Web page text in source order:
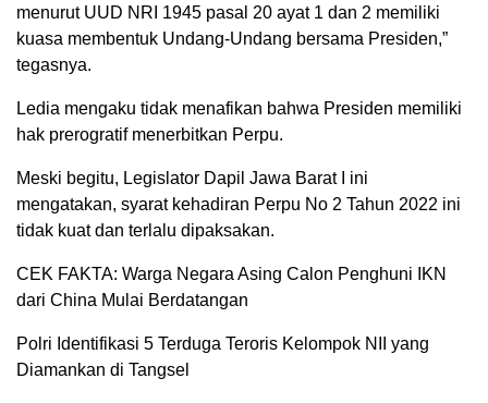
menurut UUD NRI 1945 pasal 20 ayat 1 dan 2 memiliki
kuasa membentuk Undang-Undang bersama Presiden,”
tegasnya.
Ledia mengaku tidak menafikan bahwa Presiden memiliki
hak prerogratif menerbitkan Perpu.
Meski begitu, Legislator Dapil Jawa Barat I ini
mengatakan, syarat kehadiran Perpu No 2 Tahun 2022 ini
tidak kuat dan terlalu dipaksakan.
CEK FAKTA: Warga Negara Asing Calon Penghuni IKN
dari China Mulai Berdatangan
Polri Identifikasi 5 Terduga Teroris Kelompok NII yang
Diamankan di Tangsel